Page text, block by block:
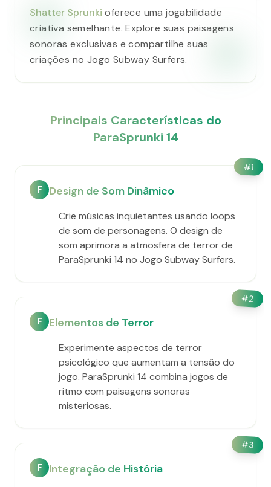
Shatter Sprunki oferece uma jogabilidade
criativa semelhante. Explore suas paisagens
sonoras exclusivas e compartilhe suas
criações no Jogo Subway Surfers.
Principais Características do
ParaSprunki 14
#1
F Design de Som Dinâmico
Crie músicas inquietantes usando loops
de som de personagens. O design de
som aprimora a atmosfera de terror de
ParaSprunki 14 no Jogo Subway Surfers.
#2
F Elementos de Terror
Experimente aspectos de terror
psicológico que aumentam a tensão do
jogo. ParaSprunki 14 combina jogos de
ritmo com paisagens sonoras
misteriosas.
#3
F Integração de História